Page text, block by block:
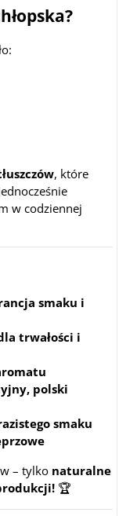
, które
w codziennej
smaku i
trwałości i
polski
smaku
– tylko naturalne
🏆